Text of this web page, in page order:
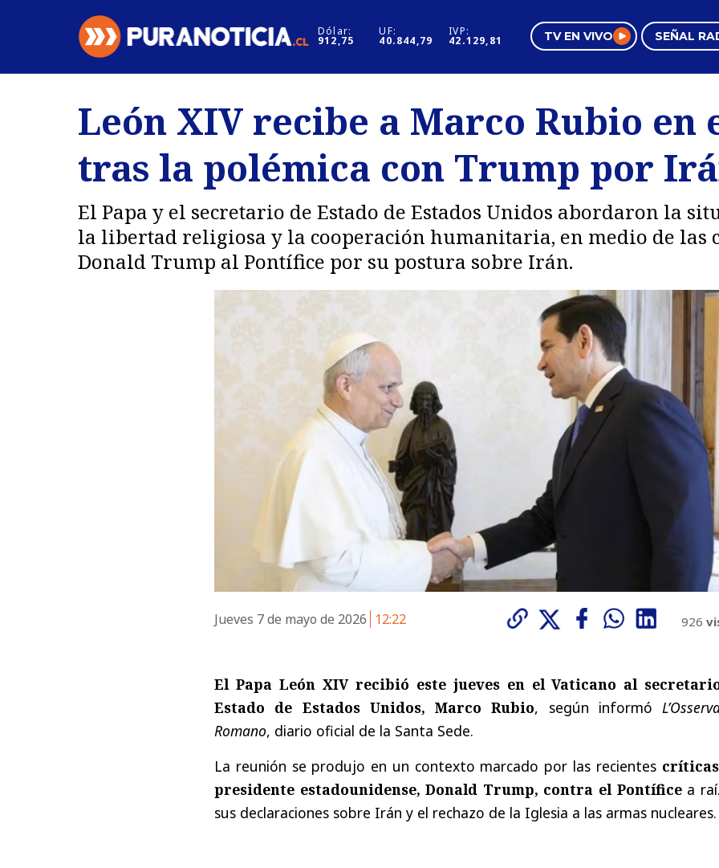
Dólar:
912,75
UF:
40.844,79
IVP:
42.129,81 TV EN VIVO SEÑAL
Regiones
Deportes
Internacional
Motores
Negocios
Pura Mujer
León XIV recibe a Marco Rubio en
tras la polémica con Trump por
El Papa y el secretario de Estado de Estados Unidos abordaron la
la libertad religiosa y la cooperación humanitaria, en medio de las
Donald Trump al Pontífice por su postura sobre Irán.
Jueves 7 de mayo de 2026 12:22 926
El Papa León XIV recibió este jueves en el Vaticano al
Estado de Estados Unidos, Marco Rubio, según informó
Romano, diario oficial de la Santa Sede.
La reunión se produjo en un contexto marcado por las recientes
presidente estadounidense, Donald Trump, contra el Pontíficea
sus declaraciones sobre Irán y el rechazo de la Iglesia a las armas nucleares.